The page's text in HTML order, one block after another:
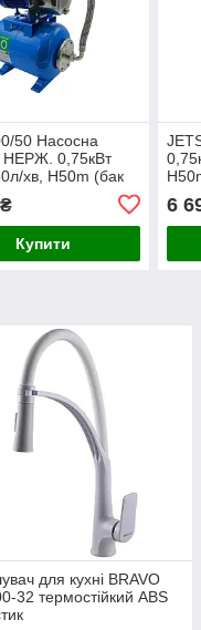
50 Насосна
НЕРЖ. 0,75кВт
хв, H50m (бак
Купити
6
для кухні BRAVO
32 термостійкий ABS